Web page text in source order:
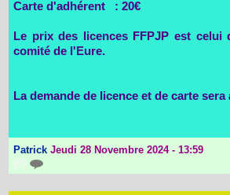
Carte d'adhérent : 20€
Le prix des licences FFPJP est celui
comité de l'Eure.
La demande de licence et de carte
Patrick Jeudi 28 Novembre 2024 - 13:59
{0}